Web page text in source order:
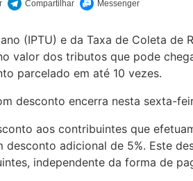
(IPTU) e da Taxa de Coleta
valor dos tributos que pode
parcelado em até 10 vezes.
aos contribuintes que
adicional de 5%. Este
independente da forma de